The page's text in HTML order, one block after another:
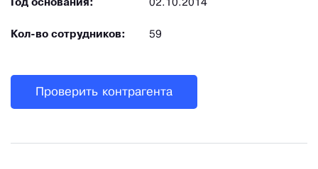
Год основания: 02.10.2014
Кол-во сотрудников: 59
Проверить контрагента